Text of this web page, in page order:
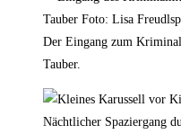
Der Eingang zum
Tauber.
Nächtlicher Spaziergang